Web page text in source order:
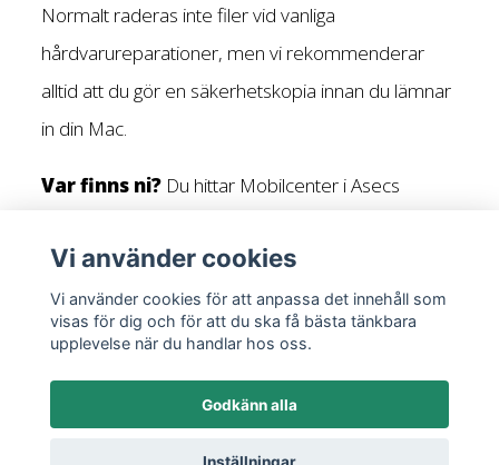
Normalt raderas inte filer vid vanliga
hårdvarureparationer, men vi rekommenderar
alltid att du gör en säkerhetskopia innan du lämnar
in din Mac.
Var finns ni? Du hittar Mobilcenter i Asecs
SKICKA FÖR LAGNING
Vi använder cookies
Vi använder cookies för att anpassa det innehåll som
visas för dig och för att du ska få bästa tänkbara
upplevelse när du handlar hos oss.
Godkänn alla